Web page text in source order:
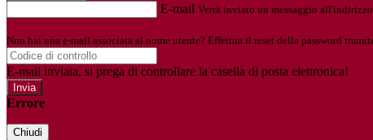
E-mail Verrà inviato un messaggio
Non hai una e-mail associata al nome utente? Effettua il reset della password
E-mail inviata, si prega di controllare la casella di posta elettronica!
Errore
Chiudi